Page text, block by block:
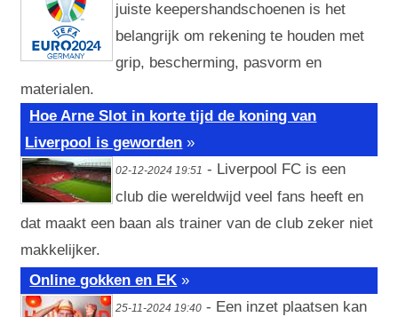
juiste keepershandschoenen is het
belangrijk om rekening te houden met
grip, bescherming, pasvorm en
materialen.
Hoe Arne Slot in korte tijd de koning van
Liverpool is geworden »
02-12-2024 19:51 - Liverpool FC is een
club die wereldwijd veel fans heeft en
dat maakt een baan als trainer van de club zeker niet
makkelijker.
Online gokken en EK »
25-11-2024 19:40 - Een inzet plaatsen kan